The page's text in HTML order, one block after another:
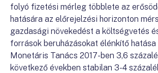
folyó fizetési mérleg többlete az
hatására az előrejelzési horizonton
gazdasági növekedést a költségvetés
források beruházásokat élénkítő
Monetáris Tanács 2017-ben 3,6
következő években stabilan 3-4